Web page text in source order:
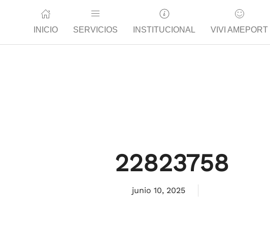
INICIO SERVICIOS INSTITUCIONAL VIVI AMEPORT
22823758
junio 10, 2025